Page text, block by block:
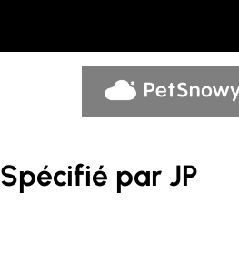
Spécifié par JP